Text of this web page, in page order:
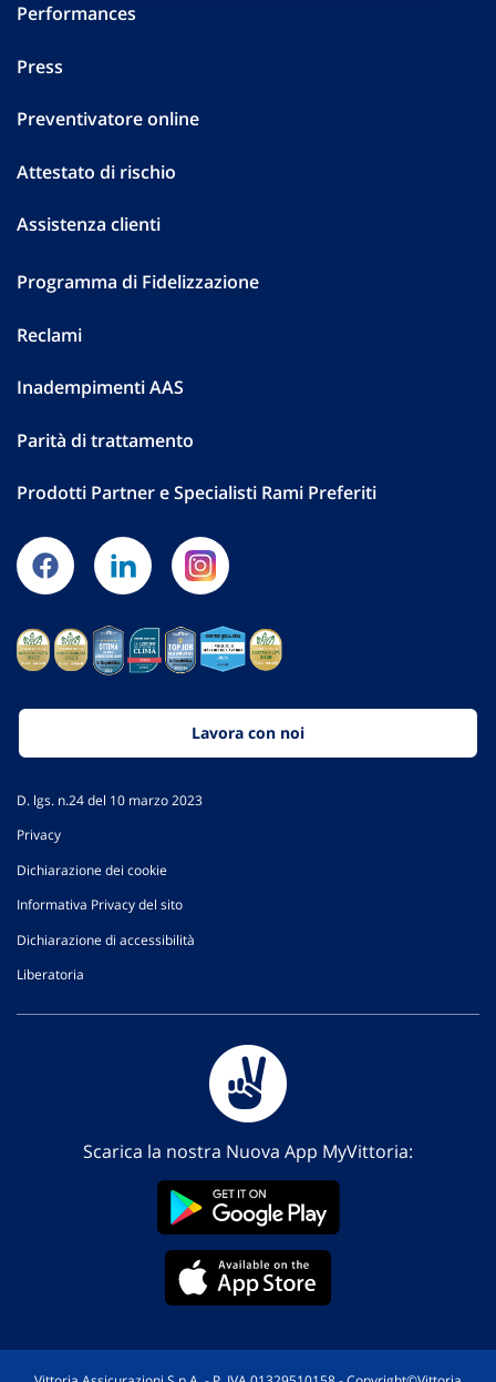
Performances
Press
Preventivatore online
Attestato di rischio
Assistenza clienti
Programma di Fidelizzazione
Reclami
Inadempimenti AAS
Parità di trattamento
Prodotti Partner e Specialisti Rami Preferiti
Lavora con noi
D. lgs. n.24 del 10 marzo 2023
Privacy
Dichiarazione dei cookie
Informativa Privacy del sito
Dichiarazione di accessibilità
Liberatoria
Scarica la nostra Nuova App MyVittoria: